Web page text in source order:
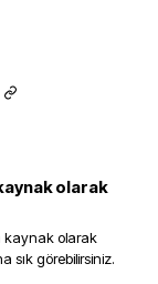
olarak
kaynak olarak
sık görebilirsiniz.